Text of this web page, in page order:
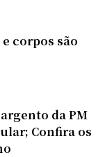
corpos são
da PM
Confira os